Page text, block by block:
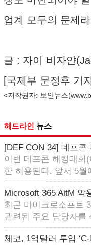
업계 모두의 문제
글 : 자이 비자얀
[국제부 문정후 기
<저작권자: 보안뉴스(
헤드라인 뉴스
[DEF CON 34] 데프콘
이번 데프콘 해킹대회
한 허용된다. 앞서 5월
Microsoft 365 AitM 악
최근 마이크로소프트
관련된 주요 담당자를
체코, 1억달러 투입